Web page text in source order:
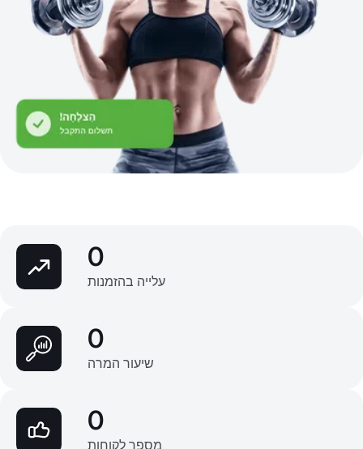
0
עלייה בהזמנות
0
שיעור המרה
0
מספר לקוחות